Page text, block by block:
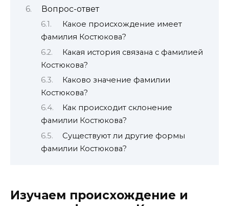
Вопрос-ответ
Какое происхождение имеет
фамилия Костюкова?
Какая история связана с фамилией
Костюкова?
Каково значение фамилии
Костюкова?
Как происходит склонение
фамилии Костюкова?
Существуют ли другие формы
фамилии Костюкова?
Изучаем происхождение и